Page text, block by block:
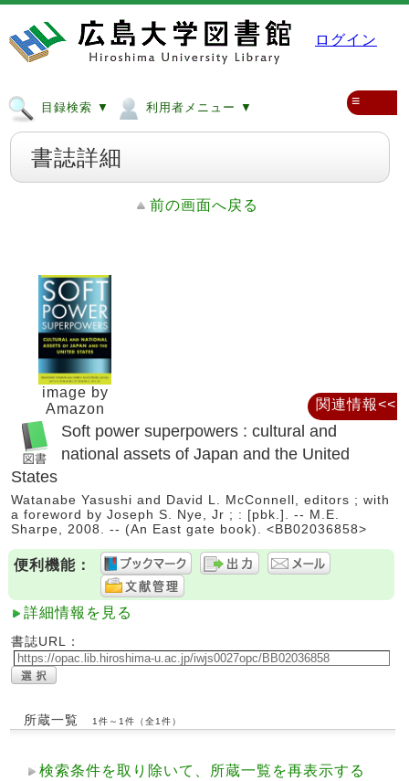
ログイン
目録検索 ▼ 利用者メニュー ▼ ≡
書誌詳細
前の画面へ戻る
image by
Amazon
Soft power superpowers : cultural and
national assets of Japan and the United
States
Watanabe Yasushi and David L. McConnell, editors ; with
a foreword by Joseph S. Nye, Jr ; : [pbk.]. -- M.E.
Sharpe, 2008. -- (An East gate book). <BB02036858>
便利機能：
詳細情報を見る
書誌URL：
所蔵一覧 1件～1件（全1件）
検索条件を取り除いて、所蔵一覧を再表示する
関連情報<<